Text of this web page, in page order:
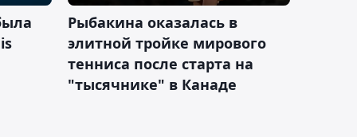
Рыбакина оказалась в
элитной тройке мирового
тенниса после старта на
"тысячнике" в Канаде